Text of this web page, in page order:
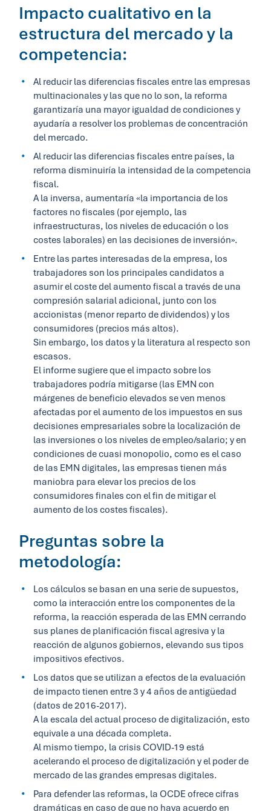
Impacto cualitativo en la
estructura del mercado y la
competencia:
Al reducir las diferencias fiscales entre las empresas
multinacionales y las que no lo son, la reforma
garantizaría una mayor igualdad de condiciones y
ayudaría a resolver los problemas de concentración
del mercado.
Al reducir las diferencias fiscales entre países, la
reforma disminuiría la intensidad de la competencia
fiscal.
A la inversa, aumentaría «la importancia de los
factores no fiscales (por ejemplo, las
infraestructuras, los niveles de educación o los
costes laborales) en las decisiones de inversión».
Entre las partes interesadas de la empresa, los
trabajadores son los principales candidatos a
asumir el coste del aumento fiscal a través de una
compresión salarial adicional, junto con los
accionistas (menor reparto de dividendos) y los
consumidores (precios más altos).
Sin embargo, los datos y la literatura al respecto son
escasos.
El informe sugiere que el impacto sobre los
trabajadores podría mitigarse (las EMN con
márgenes de beneficio elevados se ven menos
afectadas por el aumento de los impuestos en sus
decisiones empresariales sobre la localización de
las inversiones o los niveles de empleo/salario; y en
condiciones de cuasi monopolio, como es el caso
de las EMN digitales, las empresas tienen más
maniobra para elevar los precios de los
consumidores finales con el fin de mitigar el
aumento de los costes fiscales).
Preguntas sobre la
metodología:
Los cálculos se basan en una serie de supuestos,
como la interacción entre los componentes de la
reforma, la reacción esperada de las EMN cerrando
sus planes de planificación fiscal agresiva y la
reacción de algunos gobiernos, elevando sus tipos
impositivos efectivos.
Los datos que se utilizan a efectos de la evaluación
de impacto tienen entre 3 y 4 años de antigüedad
(datos de 2016-2017).
A la escala del actual proceso de digitalización, esto
equivale a una década completa.
Al mismo tiempo, la crisis COVID-19 está
acelerando el proceso de digitalización y el poder de
mercado de las grandes empresas digitales.
Para defender las reformas, la OCDE ofrece cifras
dramáticas en caso de que no haya acuerdo en